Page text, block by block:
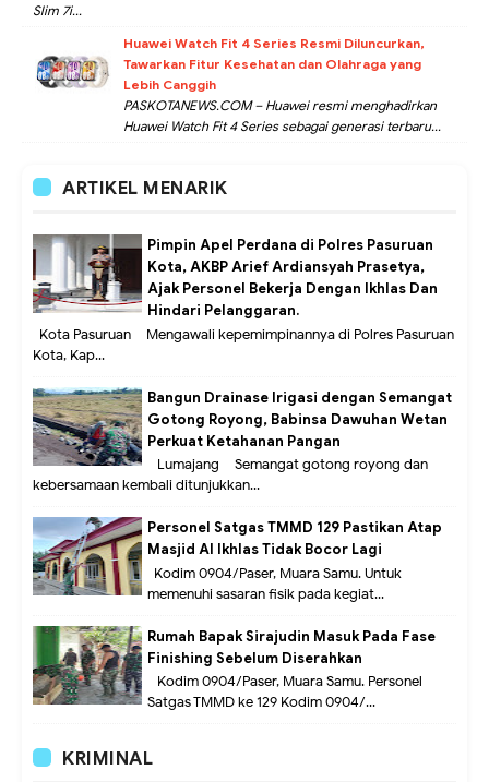
Slim 7i...
Huawei Watch Fit 4 Series Resmi Diluncurkan,
Tawarkan Fitur Kesehatan dan Olahraga yang
Lebih Canggih
PASKOTANEWS.COM – Huawei resmi menghadirkan
Huawei Watch Fit 4 Series sebagai generasi terbaru...
ARTIKEL MENARIK
Pimpin Apel Perdana di Polres Pasuruan
Kota, AKBP Arief Ardiansyah Prasetya,
Ajak Personel Bekerja Dengan Ikhlas Dan
Hindari Pelanggaran.
Kota Pasuruan – Mengawali kepemimpinannya di Polres Pasuruan
Kota, Kap...
Bangun Drainase Irigasi dengan Semangat
Gotong Royong, Babinsa Dawuhan Wetan
Perkuat Ketahanan Pangan
Lumajang – Semangat gotong royong dan
kebersamaan kembali ditunjukkan...
Personel Satgas TMMD 129 Pastikan Atap
Masjid Al Ikhlas Tidak Bocor Lagi
Kodim 0904/Paser, Muara Samu. Untuk
memenuhi sasaran fisik pada kegiat...
Rumah Bapak Sirajudin Masuk Pada Fase
Finishing Sebelum Diserahkan
Kodim 0904/Paser, Muara Samu. Personel
Satgas TMMD ke 129 Kodim 0904/...
KRIMINAL